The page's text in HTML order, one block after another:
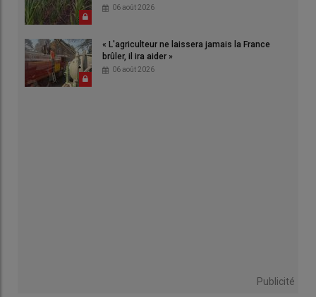
06 août 2026
« L'agriculteur ne laissera jamais la France
brûler, il ira aider »
06 août 2026
Publicité